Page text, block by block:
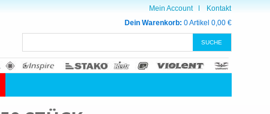
Mein Account
Kontakt
Dein Warenkorb: 0 Artikel 0,00 €